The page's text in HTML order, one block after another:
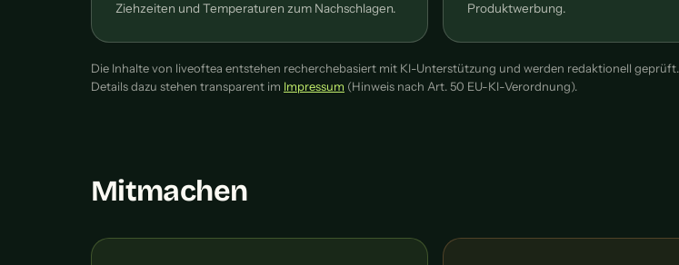
Ziehzeiten und Temperaturen zum Nachschlagen.
Produktwerbung.
Die Inhalte von liveoftea entstehen recherchebasiert mit KI-Unterstützung und werden redaktionell geprüft.
Details dazu stehen transparent im Impressum (Hinweis nach Art. 50 EU-KI-Verordnung).
Mitmachen